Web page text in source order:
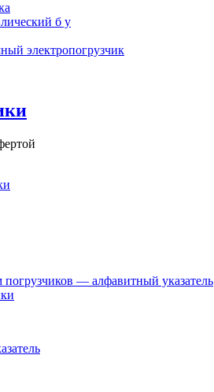
б у
электропогрузчик
— алфавитный указатель